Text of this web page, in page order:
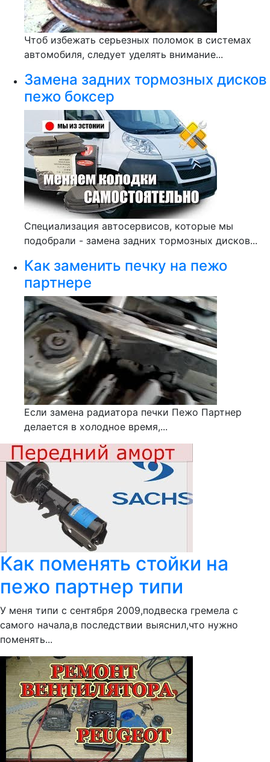
Чтоб избежать серьезных поломок в системах
автомобиля, следует уделять внимание...
Замена задних тормозных дисков
пежо боксер
Специализация автосервисов, которые мы
подобрали - замена задних тормозных дисков...
Как заменить печку на пежо
партнере
Если замена радиатора печки Пежо Партнер
делается в холодное время,...
Как поменять стойки на
пежо партнер типи
У меня типи с сентября 2009,подвеска гремела с
самого начала,в последствии выяснил,что нужно
поменять...